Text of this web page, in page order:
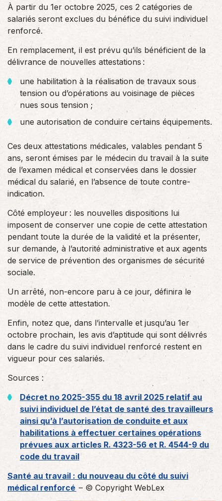
À partir du 1er octobre 2025, ces 2 catégories de
salariés seront exclues du bénéfice du suivi individuel
renforcé.
En remplacement, il est prévu qu’ils bénéficient de la
délivrance de nouvelles attestations :
une habilitation à la réalisation de travaux sous
tension ou d’opérations au voisinage de pièces
nues sous tension ;
une autorisation de conduire certains équipements.
Ces deux attestations médicales, valables pendant 5
ans, seront émises par le médecin du travail à la suite
de l’examen médical et conservées dans le dossier
médical du salarié, en l’absence de toute contre-
indication.
Côté employeur : les nouvelles dispositions lui
imposent de conserver une copie de cette attestation
pendant toute la durée de la validité et la présenter,
sur demande, à l’autorité administrative et aux agents
de service de prévention des organismes de sécurité
sociale.
Un arrêté, non-encore paru à ce jour, définira le
modèle de cette attestation.
Enfin, notez que, dans l’intervalle et jusqu’au 1er
octobre prochain, les avis d’aptitude qui sont délivrés
dans le cadre du suivi individuel renforcé restent en
vigueur pour ces salariés.
Sources :
Décret no 2025-355 du 18 avril 2025 relatif au
suivi individuel de l’état de santé des travailleurs
ainsi qu’à l’autorisation de conduite et aux
habilitations à effectuer certaines opérations
prévues aux articles R. 4323-56 et R. 4544-9 du
code du travail
Santé au travail : du nouveau du côté du suivi
médical renforcé – © Copyright WebLex